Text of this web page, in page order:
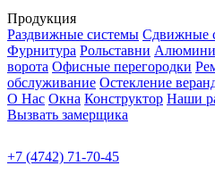
Продукция
Раздвижные системы Сдвижные
Фурнитура Рольставни
ворота Офисные перегородки
обслуживание Остекление
О Нас Окна Конструктор Наши
Вызвать замерщика
+7 (4742) 71-70-45